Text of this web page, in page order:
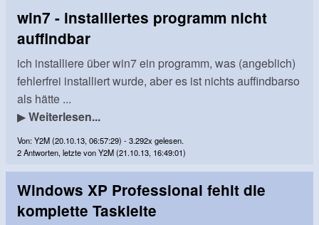
win7 - installiertes programm nicht
auffindbar
ich installiere über win7 ein programm, was (angeblich)
fehlerfrei installiert wurde, aber es ist nichts auffindbarso
als hätte ...
▶Weiterlesen...
Von: Y2M (20.10.13, 06:57:29) - 3.292x gelesen.
2 Antworten, letzte von Y2M (21.10.13, 16:49:01)
Windows XP Professional fehlt die
komplette Taskleite